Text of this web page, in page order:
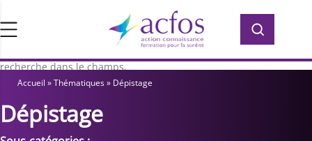
Rechercher :
d’ACFOS, qui contient plus de 400 PDF en
accès libre pour vous former ou vous
informer sur la surdité. Saisissez votre
recherche dans le champs.
Rechercher :
Accueil »Thématiques» Dépistage
Dépistage